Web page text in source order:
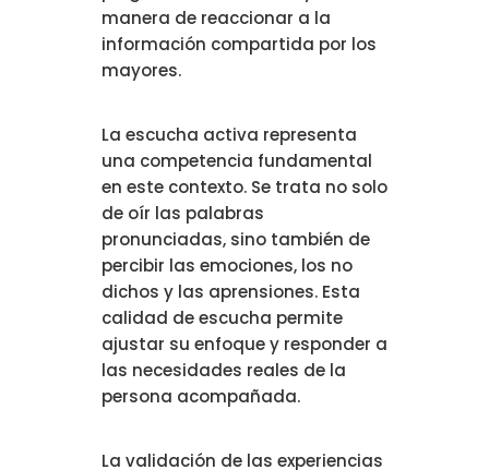
manera de reaccionar a la
información compartida por los
mayores.
La escucha activa representa
una competencia fundamental
en este contexto. Se trata no solo
de oír las palabras
pronunciadas, sino también de
percibir las emociones, los no
dichos y las aprensiones. Esta
calidad de escucha permite
ajustar su enfoque y responder a
las necesidades reales de la
persona acompañada.
La validación de las experiencias